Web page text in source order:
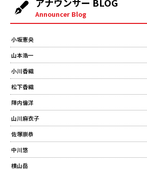
アナウンサー BLOG
Announcer Blog
小坂憲央
山本浩一
小川香織
松下香織
陣内倫洋
山川麻衣子
佐塚崇恭
中川悠
横山岳